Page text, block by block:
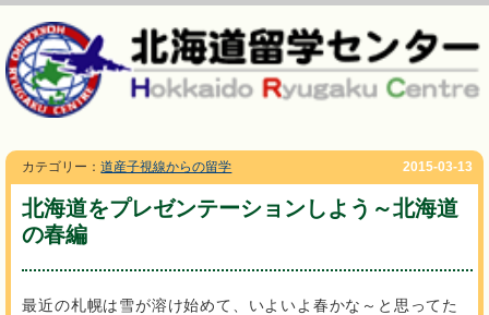
カテゴリー：道産子視線からの留学 2015-03-13
北海道をプレゼンテーションしよう～北海道
の春編
最近の札幌は雪が溶け始めて、いよいよ春かな～と思ってた